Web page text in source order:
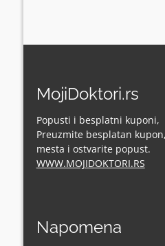
MojiDoktori.rs
Popusti i besplatni kuponi,
Preuzmite besplatan
mesta i ostvarite popust.
WWW.MOJIDOKTORI.RS
Napomena